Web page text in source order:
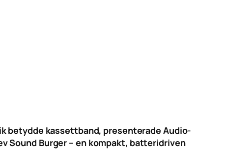
betydde kassettband, presenterade Audio-
Sound Burger – en kompakt, batteridriven